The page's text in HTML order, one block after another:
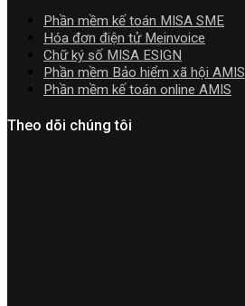
Phần mềm kế toán MISA SME
Hóa đơn điện tử Meinvoice
Chữ ký số MISA ESIGN
Phần mềm Bảo hiểm xã hội AMIS
Phần mềm kế toán online AMIS
Theo dõi chúng tôi